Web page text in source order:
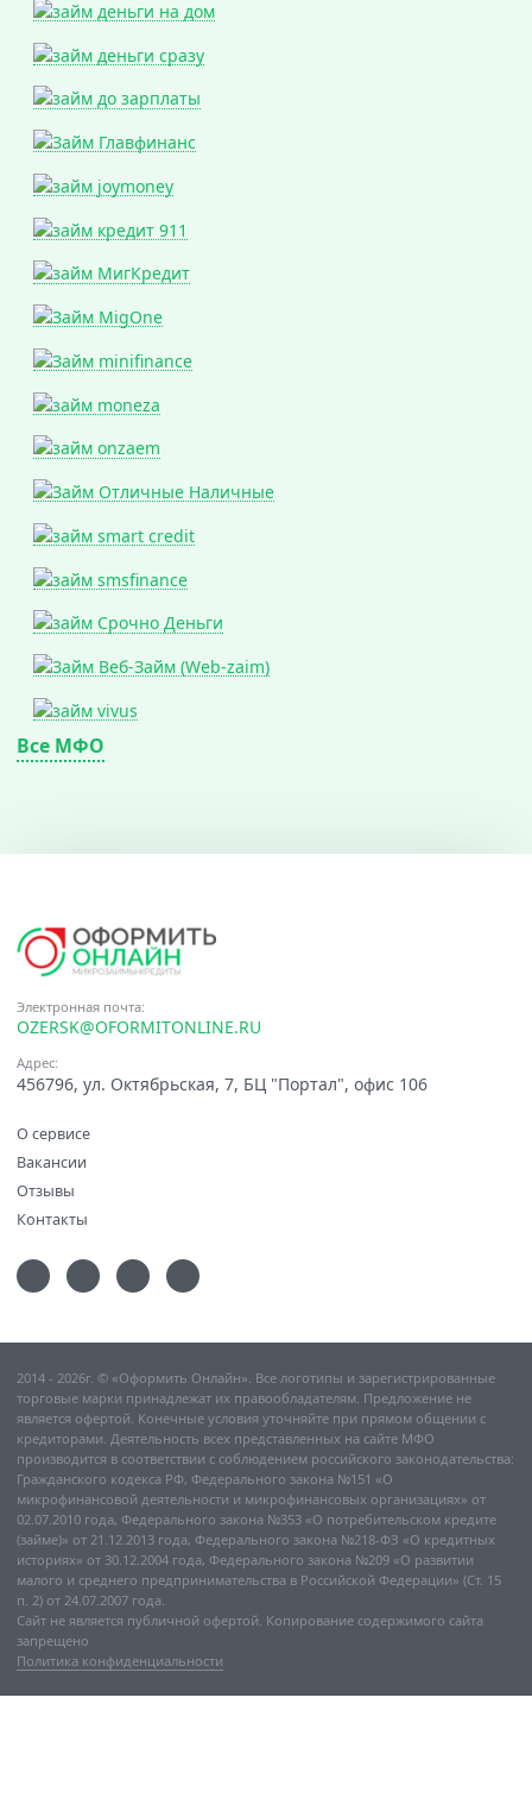
Все МФО
Электронная почта:
OZERSK@OFORMITONLINE.RU
Адрес:
456796, ул. Октябрьская, 7, БЦ "Портал", офис 106
О сервисе
Вакансии
Отзывы
Контакты
2014 - 2026г. © «Оформить Онлайн». Все логотипы и зарегистрированные
торговые марки принадлежат их правообладателям. Предложение не
является офертой. Конечные условия уточняйте при прямом общении с
кредиторами. Деятельность всех представленных на сайте МФО
производится в соответствии с соблюдением российского законодательства:
Гражданского кодекса РФ, Федерального закона №151 «О
микрофинансовой деятельности и микрофинансовых организациях» от
02.07.2010 года, Федерального закона №353 «О потребительском кредите
(займе)» от 21.12.2013 года, Федерального закона №218-ФЗ «О кредитных
историях» от 30.12.2004 года, Федерального закона №209 «О развитии
малого и среднего предпринимательства в Российской Федерации» (Ст. 15
п. 2) от 24.07.2007 года.
Сайт не является публичной офертой. Копирование содержимого сайта
запрещено
Политика конфиденциальности